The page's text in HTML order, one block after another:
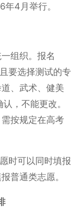
4月举行。
组织。报名
要选择测试的专
、武术、健美
，不能更改。
按规定在高考
时可以同时填报
普通类志愿。